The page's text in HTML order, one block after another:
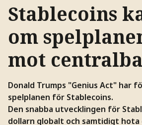
Stablecoins
om
mot
Donald Trumps "Genius Act" har
spelplanen för Stablecoins.
Den snabba utvecklingen för
dollarn globalt och samtidigt hota